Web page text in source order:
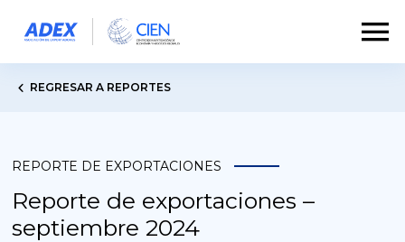
REGRESAR A REPORTES
REPORTE DE EXPORTACIONES
Reporte de exportaciones –
septiembre 2024